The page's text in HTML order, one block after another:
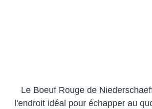
Le Boeuf Rouge de
l'endroit idéal pour échapper au